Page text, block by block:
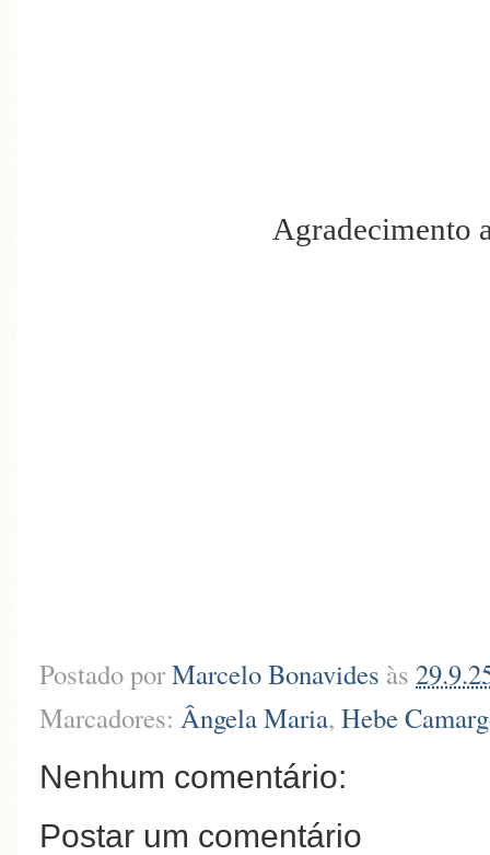
Agradecimento
Postado porMarcelo Bonavides às
Marcadores: Ângela Maria, Hebe
Nenhum comentário:
Postar um comentário